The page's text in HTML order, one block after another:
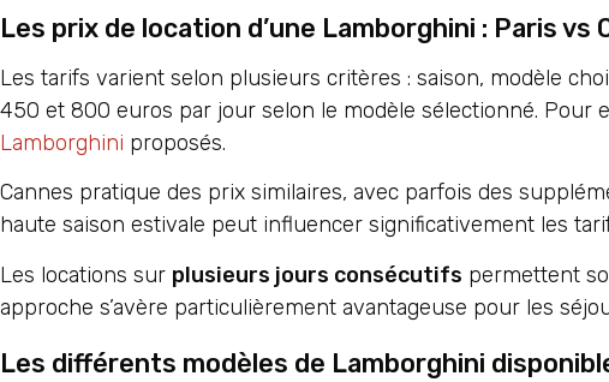
Les prix de location d’une Lamborghini : Paris vs
Les tarifs varient selon plusieurs critères : saison, modèle
450 et 800 euros par jour selon le modèle sélectionné. Pour
Lamborghini proposés.
Cannes pratique des prix similaires, avec parfois des
haute saison estivale peut influencer significativement les
Les locations sur plusieurs jours consécutifs permettent
approche s’avère particulièrement avantageuse pour les
Les différents modèles de Lamborghini